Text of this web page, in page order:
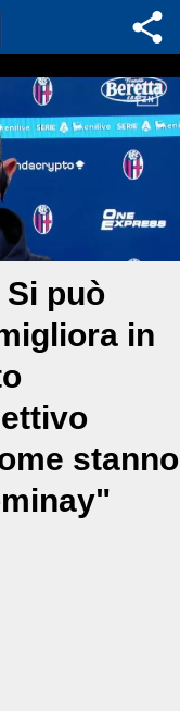
può
in
stanno